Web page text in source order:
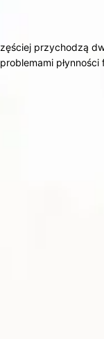
przychodzą